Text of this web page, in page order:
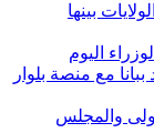
بينها
اليوم
مع منصة بلوار
والمجلس